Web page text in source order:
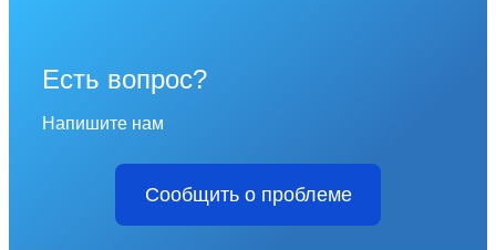
Есть вопрос?
Напишите нам
Сообщить о проблеме